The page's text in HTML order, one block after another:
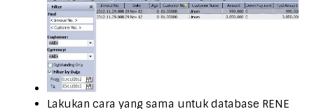
Lakukan cara yang sama untuk database RENE